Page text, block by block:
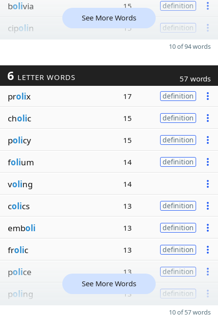
bolivia 15 definition
cipolin 15 definition
See More Words
10 of 94 words
6 LETTER WORDS 57 words
prolix 17 definition
cholic 15 definition
policy 15 definition
folium 14 definition
voling 14
colics 13 definition
emboli 13 definition
frolic 13 definition
police 13 definition
poling 13 definition
See More Words
10 of 57 words